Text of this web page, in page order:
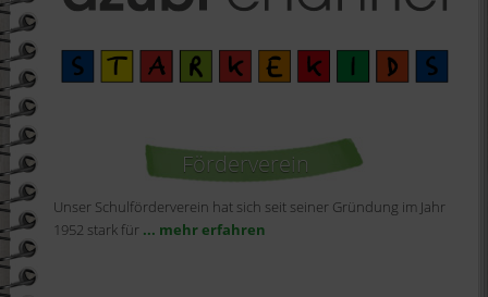
Förderverein
Unser Schulförderverein hat sich seit seiner Gründung im Jahr
1952 stark für ... mehr erfahren